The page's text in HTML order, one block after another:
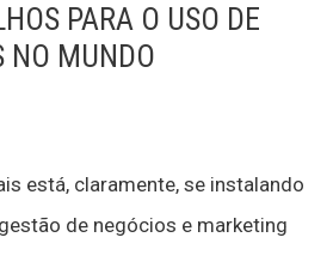
PARA O USO DE
NO MUNDO
está, claramente, se instalando
de negócios e marketing